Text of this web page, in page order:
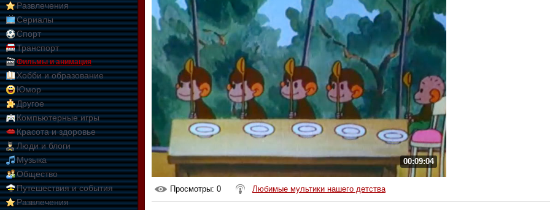
Развлечения
Сериалы
Спорт
Транспорт
Фильмы и анимация
Хобби и образование
Юмор
Другое
Компьютерные игры
Красота и здоровье
Люди и блоги
Музыка
Общество
Путешествия и события
Развлечения
00:09:04
Просмотры: 0 Любимые мультики нашего детства